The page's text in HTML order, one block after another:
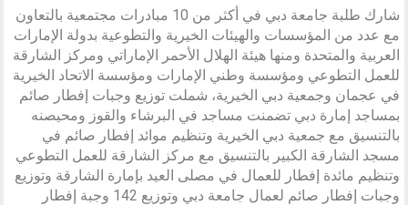
شارك طلبة جامعة دبي في أكثر من 10 مبادرات مجتمعية بالتعاون
مع عدد من المؤسسات والهيئات الخيرية والتطوعية بدولة الإمارات
العربية والمتحدة ومنها هيئة الهلال الأحمر الإماراتي ومركز الشارقة
للعمل التطوعي ومؤسسة وطني الإمارات ومؤسسة الاتحاد الخيرية
في عجمان وجمعية دبي الخيرية، شملت توزيع وجبات إفطار صائم
بمساجد إمارة دبي تضمنت مساجد في البرشاء والقوز ومحيصنه
بالتنسيق مع جمعية دبي الخيرية وتنظيم موائد إفطار صائم في
مسجد الشارقة الكبير بالتنسيق مع مركز الشارقة للعمل التطوعي
وتنظيم مائدة إفطار للعمال في مصلى العيد بإمارة الشارقة وتوزيع
وجبات إفطار صائم لعمال جامعة دبي وتوزيع 142 وجبة إفطار